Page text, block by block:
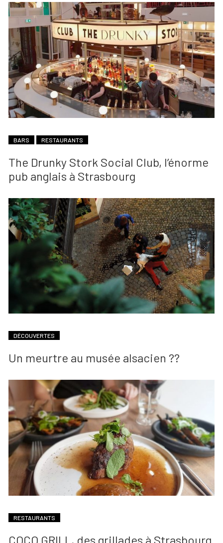
BARS RESTAURANTS
The Drunky Stork Social Club, l’énorme
pub anglais à Strasbourg
DÉCOUVERTES
Un meurtre au musée alsacien ??
RESTAURANTS
COCO GRILL, des grillades à Strasbourg